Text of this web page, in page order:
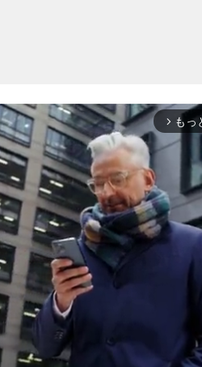
arrow_forward_ios もっ